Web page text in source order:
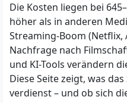
Die Kosten liegen bei
höher als in anderen
Streaming-Boom (Netflix,
Nachfrage nach
und KI-Tools verändern
Diese Seite zeigt, was
verdienst – und ob sich